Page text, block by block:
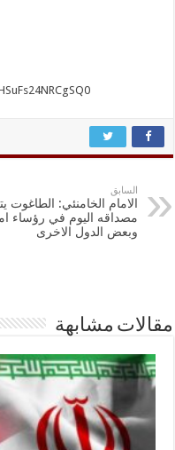
السابق
الامام الخامنئي: الطاغوت
مصداقه اليوم في رؤساء
وبعض الدول الاخرى
مقالات مشابهة